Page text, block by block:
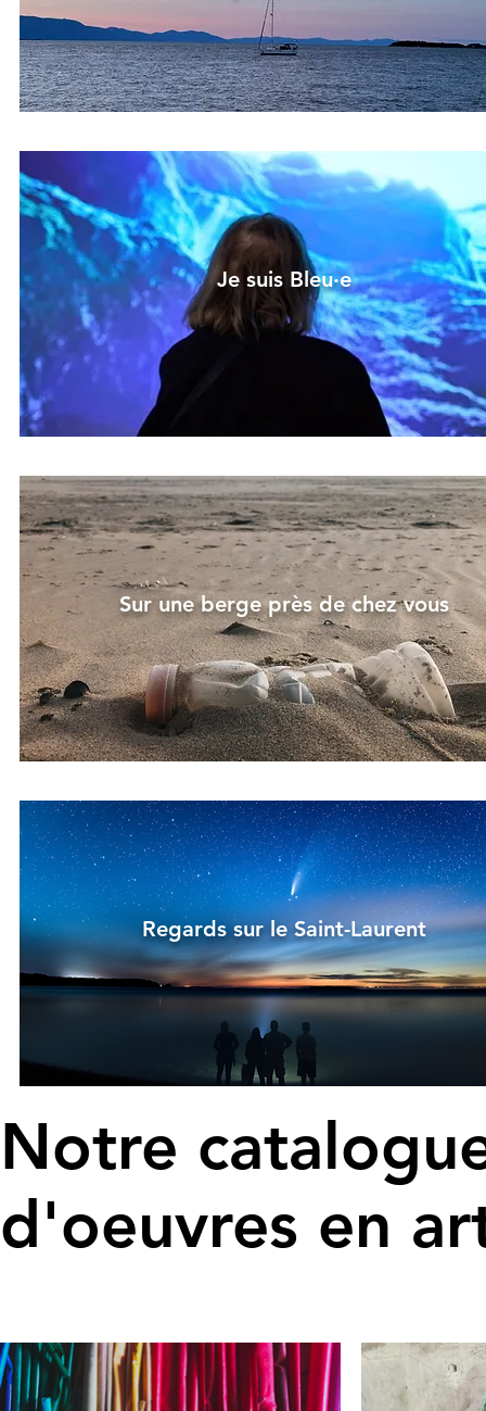
Je suis Bleu·e
Sur une berge près de chez vous
Regards sur le Saint-Laurent
Notre
d'oeuvres en